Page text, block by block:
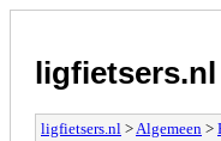
ligfietsers.nl
ligfietsers.nl > Algemeen >